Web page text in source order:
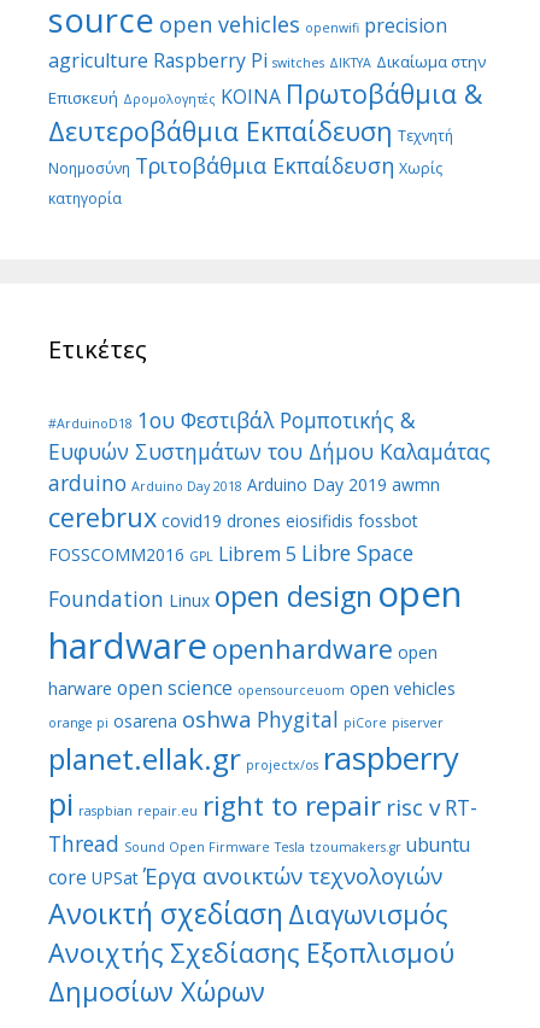
source open vehicles openwifi precision
agriculture Raspberry Pi switches ΔΙΚΤΥΑ Δικαίωμα στην
Επισκευή Δρομολογητές ΚΟΙΝΑ Πρωτοβάθμια &
Δευτεροβάθμια Εκπαίδευση Τεχνητή
Νοημοσύνη Τριτοβάθμια Εκπαίδευση Χωρίς
κατηγορία
Ετικέτες
#ArduinoD18 1ου Φεστιβάλ Ρομποτικής &
Ευφυών Συστημάτων του Δήμου Καλαμάτας
arduino Arduino Day 2018 Arduino Day 2019 awmn
cerebrux covid19 drones eiosifidis fossbot
FOSSCOMM2016 GPL Librem 5 Libre Space
Foundation Linux open design open
hardware openhardware open
harware open science opensourceuom open vehicles
orange pi osarena oshwa Phygital piCore piserver
planet.ellak.gr projectx/os raspberry
pi raspbian repair.eu right to repair risc v RT-
Thread Sound Open Firmware Tesla tzoumakers.gr ubuntu
core UPSat Έργα ανοικτών τεχνολογιών
Ανοικτή σχεδίαση Διαγωνισμός
Ανοιχτής Σχεδίασης Εξοπλισμού
Δημοσίων Χώρων